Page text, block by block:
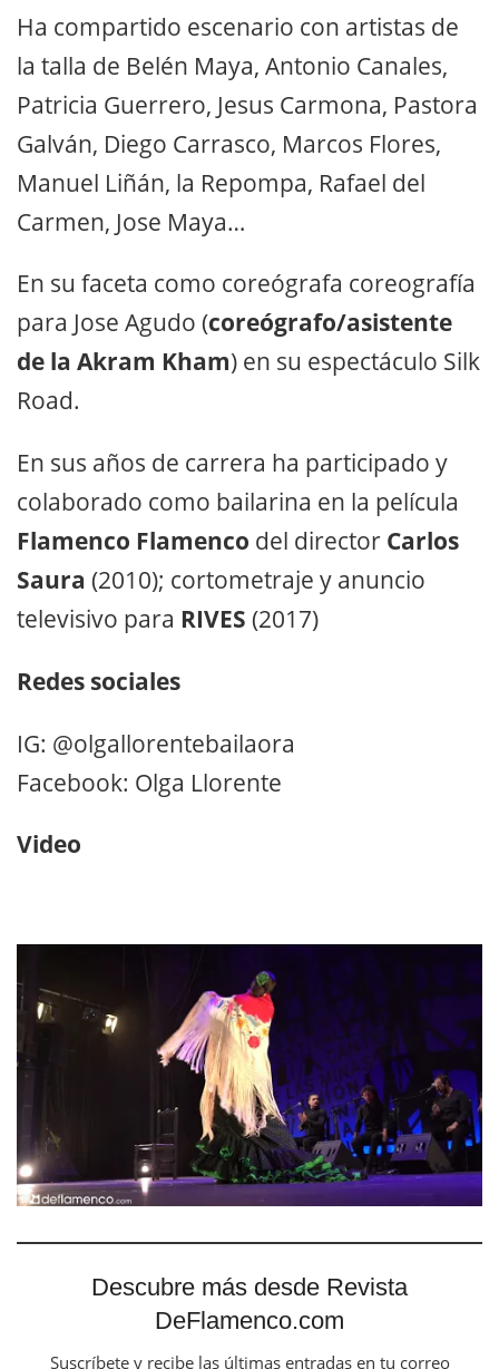
Ha compartido escenario con artistas de
la talla de Belén Maya, Antonio Canales,
Patricia Guerrero, Jesus Carmona, Pastora
Galván, Diego Carrasco, Marcos Flores,
Manuel Liñán, la Repompa, Rafael del
Carmen, Jose Maya…
En su faceta como coreógrafa coreografía
para Jose Agudo (coreógrafo/asistente
de la Akram Kham) en su espectáculo Silk
Road.
En sus años de carrera ha participado y
colaborado como bailarina en la película
Flamenco Flamenco del director Carlos
Saura (2010); cortometraje y anuncio
televisivo para RIVES (2017)
Redes sociales
IG: @olgallorentebailaora
Facebook: Olga Llorente
Video
Descubre más desde Revista
DeFlamenco.com
Suscríbete y recibe las últimas entradas en tu correo